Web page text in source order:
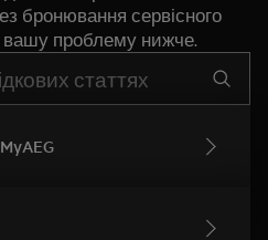
бронювання сервісного
проблему нижче.